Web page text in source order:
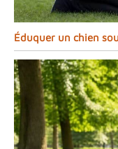
Éduquer un chien